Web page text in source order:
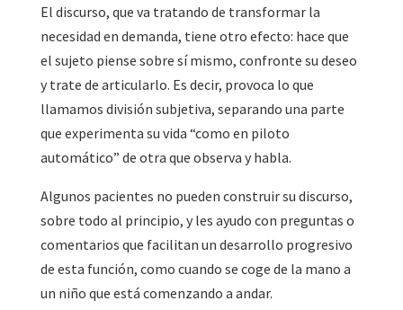
El discurso, que va tratando de transformar la
necesidad en demanda, tiene otro efecto: hace que
el sujeto piense sobre sí mismo, confronte su deseo
y trate de articularlo. Es decir, provoca lo que
llamamos división subjetiva, separando una parte
que experimenta su vida “como en piloto
automático” de otra que observa y habla.
Algunos pacientes no pueden construir su discurso,
sobre todo al principio, y les ayudo con preguntas o
comentarios que facilitan un desarrollo progresivo
de esta función, como cuando se coge de la mano a
un niño que está comenzando a andar.